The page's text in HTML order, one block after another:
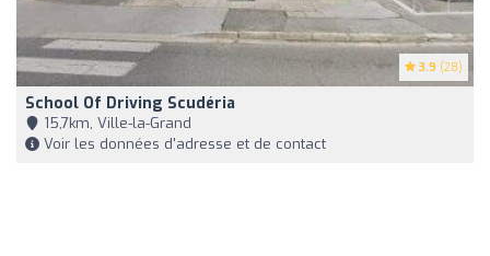
3.9 (28)
School Of Driving Scudéria
15,7km, Ville-la-Grand
Voir les données d'adresse et de contact